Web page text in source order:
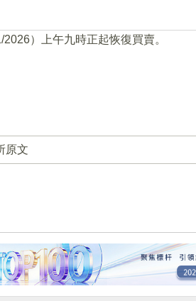
）上午九時正起恢復買賣。
原文